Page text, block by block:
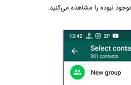
نبوده را مشاهده می‌کنید.